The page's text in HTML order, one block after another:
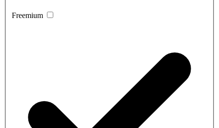
Freemium